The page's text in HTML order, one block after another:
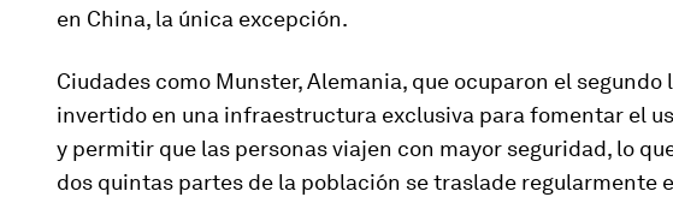
en China, la única excepción.
Ciudades como Munster, Alemania, que ocuparon el segundo
invertido en una infraestructura exclusiva para fomentar el
y permitir que las personas viajen con mayor seguridad, lo
dos quintas partes de la población se traslade regularmente